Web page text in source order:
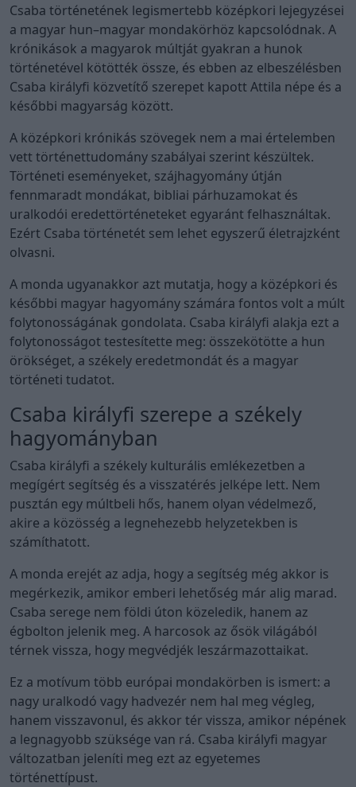
Csaba történetének legismertebb középkori lejegyzései
a magyar hun–magyar mondakörhöz kapcsolódnak. A
krónikások a magyarok múltját gyakran a hunok
történetével kötötték össze, és ebben az elbeszélésben
Csaba királyfi közvetítő szerepet kapott Attila népe és a
későbbi magyarság között.
A középkori krónikás szövegek nem a mai értelemben
vett történettudomány szabályai szerint készültek.
Történeti eseményeket, szájhagyomány útján
fennmaradt mondákat, bibliai párhuzamokat és
uralkodói eredettörténeteket egyaránt felhasználtak.
Ezért Csaba történetét sem lehet egyszerű életrajzként
olvasni.
A monda ugyanakkor azt mutatja, hogy a középkori és
későbbi magyar hagyomány számára fontos volt a múlt
folytonosságának gondolata. Csaba királyfi alakja ezt a
folytonosságot testesítette meg: összekötötte a hun
örökséget, a székely eredetmondát és a magyar
történeti tudatot.
Csaba királyfi szerepe a székely
hagyományban
Csaba királyfi a székely kulturális emlékezetben a
megígért segítség és a visszatérés jelképe lett. Nem
pusztán egy múltbeli hős, hanem olyan védelmező,
akire a közösség a legnehezebb helyzetekben is
számíthatott.
A monda erejét az adja, hogy a segítség még akkor is
megérkezik, amikor emberi lehetőség már alig marad.
Csaba serege nem földi úton közeledik, hanem az
égbolton jelenik meg. A harcosok az ősök világából
térnek vissza, hogy megvédjék leszármazottaikat.
Ez a motívum több európai mondakörben is ismert: a
nagy uralkodó vagy hadvezér nem hal meg végleg,
hanem visszavonul, és akkor tér vissza, amikor népének
a legnagyobb szüksége van rá. Csaba királyfi magyar
változatban jeleníti meg ezt az egyetemes
történettípust.